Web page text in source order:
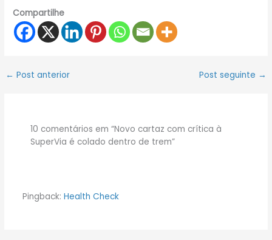
Compartilhe
← Post anterior Post seguinte →
10 comentários em “Novo cartaz com crítica à
SuperVia é colado dentro de trem”
Pingback: Health Check